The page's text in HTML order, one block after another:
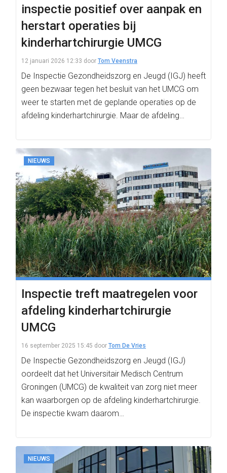
inspectie positief over aanpak en
herstart operaties bij
kinderhartchirurgie UMCG
12 januari 2026 12:33 door Tom Veenstra
De Inspectie Gezondheidszorg en Jeugd (IGJ) heeft
geen bezwaar tegen het besluit van het UMCG om
weer te starten met de geplande operaties op de
afdeling kinderhartchirurgie. Maar de afdeling…
NIEUWS
Inspectie treft maatregelen voor
afdeling kinderhartchirurgie
UMCG
16 september 2025 15:45 door Tom De Vries
De Inspectie Gezondheidszorg en Jeugd (IGJ)
oordeelt dat het Universitair Medisch Centrum
Groningen (UMCG) de kwaliteit van zorg niet meer
kan waarborgen op de afdeling kinderhartchirurgie.
De inspectie kwam daarom…
NIEUWS